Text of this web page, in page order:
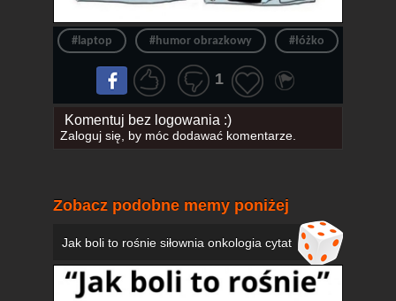
#laptop #humor obrazkowy #łóżko
1
Komentuj bez logowania :)
Zaloguj się, by móc dodawać komentarze.
Zobacz podobne memy poniżej
Jak boli to rośnie siłownia onkologia cytat